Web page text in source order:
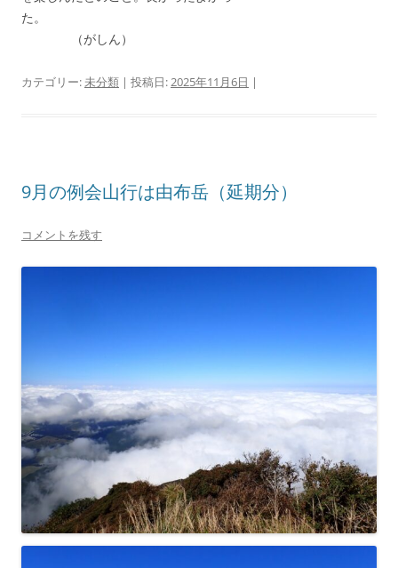
た。
（がしん）
カテゴリー:未分類 | 投稿日:2025年11月6日 |
9月の例会山行は由布岳（延期分）
コメントを残す